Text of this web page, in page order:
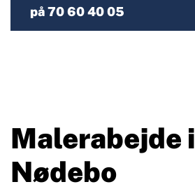
på 70 60 40 05
Malerabejde i
Nødebo